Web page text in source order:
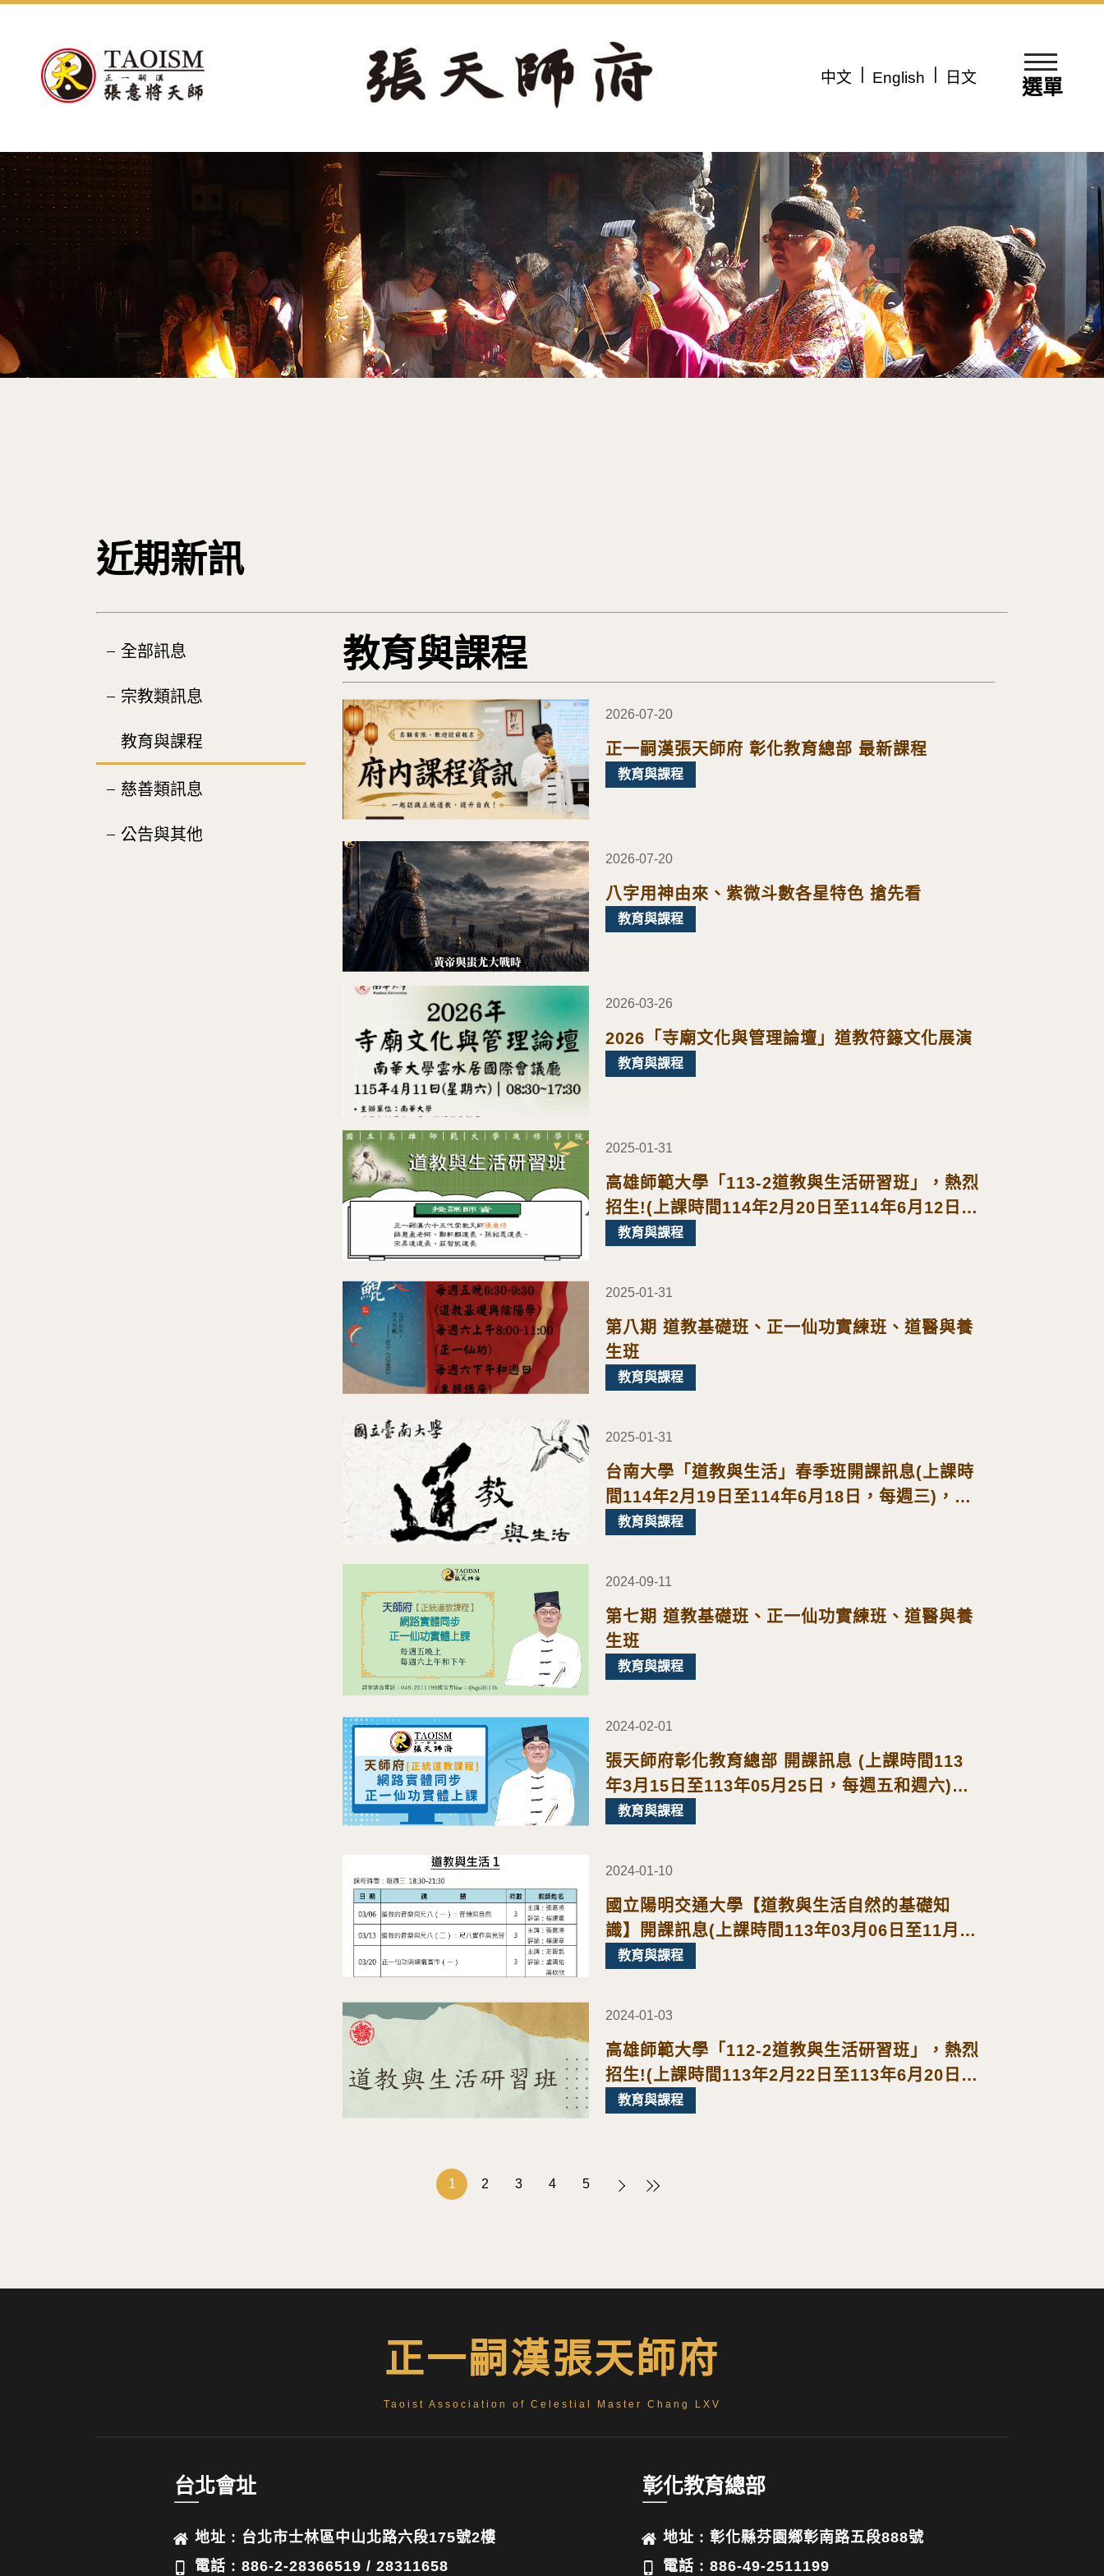
中文 English 日文 選單
近期新訊
全部訊息
宗教類訊息
教育與課程
慈善類訊息
公告與其他
教育與課程
2026-07-20
正一嗣漢張天師府 彰化教育總部 最新課程
教育與課程
2026-07-20
八字用神由來、紫微斗數各星特色 搶先看
教育與課程
2026-03-26
2026「寺廟文化與管理論壇」道教符籙文化展演
教育與課程
2025-01-31
高雄師範大學「113-2道教與生活研習班」，熱烈
招生!(上課時間114年2月20日至114年6月12日，
每週四)，歡迎報名!
教育與課程
2025-01-31
第八期 道教基礎班、正一仙功實練班、道醫與養
生班
教育與課程
2025-01-31
台南大學「道教與生活」春季班開課訊息(上課時
間114年2月19日至114年6月18日，每週三)，歡
迎報名!
教育與課程
2024-09-11
第七期 道教基礎班、正一仙功實練班、道醫與養
生班
教育與課程
2024-02-01
張天師府彰化教育總部 開課訊息 (上課時間113
年3月15日至113年05月25日，每週五和週六)，
歡迎報名!
教育與課程
2024-01-10
國立陽明交通大學【道教與生活自然的基礎知
識】開課訊息(上課時間113年03月06日至11月20
日，每週三)，歡迎報名!
教育與課程
2024-01-03
高雄師範大學「112-2道教與生活研習班」，熱烈
招生!(上課時間113年2月22日至113年6月20日，
每週四)，歡迎報名!
教育與課程
1 2 3 4 5
正一嗣漢張天師府
Taoist Association of Celestial Master Chang LXV
台北會址
地址 : 台北市士林區中山北路六段175號2樓
電話 : 886-2-28366519 / 28311658
彰化教育總部
地址 : 彰化縣芬園鄉彰南路五段888號
電話 : 886-49-2511199